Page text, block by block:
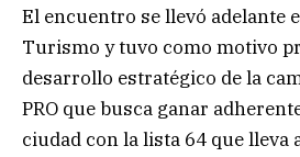
El encuentro se llevó adelante
Turismo y tuvo como motivo
desarrollo estratégico de la
PRO que busca ganar
ciudad con la lista 64 que lleva